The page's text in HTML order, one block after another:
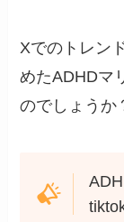
Xでのトレン
めたADHDマ
のでしょうか